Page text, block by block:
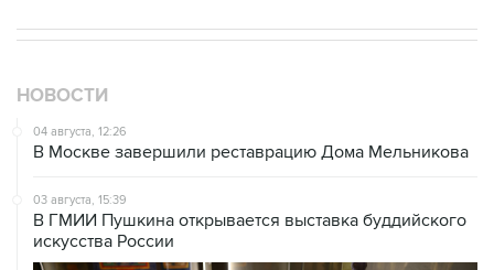
НОВОСТИ
04 августа, 12:26
В Москве завершили реставрацию Дома Мельникова
03 августа, 15:39
В ГМИИ Пушкина открывается выставка буддийского
искусства России